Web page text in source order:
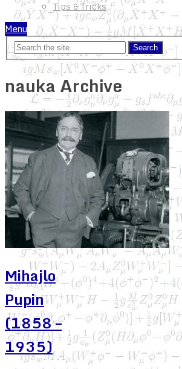
Tips & Tricks
Menu
nauka Archive
Mihajlo
Pupin
(1858 –
1935)